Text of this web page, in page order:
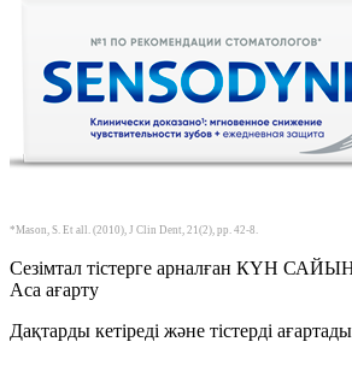
*Mason, S. Et all. (2010), J Clin Dent, 21(2), pp. 42-8.
Сезімтал тістерге арналған КҮН
Аса ағарту
Дақтарды кетіреді және тістерді ағартады